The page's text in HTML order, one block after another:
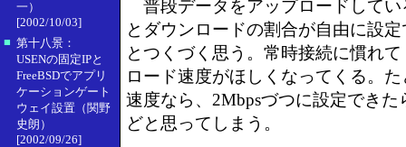
一）
[2002/10/03]
■ 第十八景：
USENの固定IPと
FreeBSDでアプリ
ケーションゲート
ウェイ設置（関野
史朗）
[2002/09/26]
普段データをアップロードしてい
とダウンロードの割合が自由に設
とつくづく思う。常時接続に慣れ
ロード速度がほしくなってくる。
速度なら、2Mbpsづつに設定でき
どと思ってしまう。